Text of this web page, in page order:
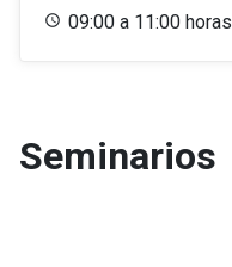
09:00 a 11:00 horas
Seminarios